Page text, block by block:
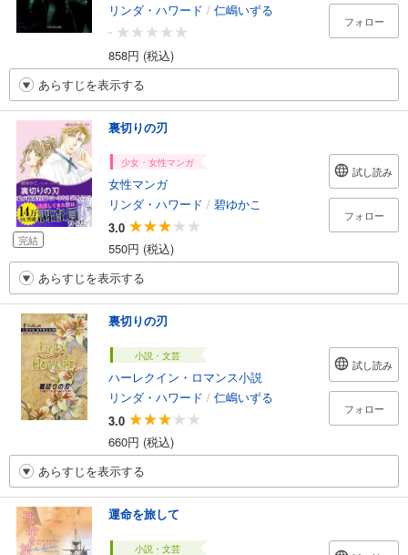
リンダ・ハワード / 仁嶋いずる
-
858円 (税込)
フォロー
あらすじを表示する
完結
裏切りの刃
少女・女性マンガ
女性マンガ
リンダ・ハワード / 碧ゆかこ
3.0
550円 (税込)
試し読み
フォロー
あらすじを表示する
裏切りの刃
小説・文芸
ハーレクイン・ロマンス小説
リンダ・ハワード / 仁嶋いずる
3.0
660円 (税込)
試し読み
フォロー
あらすじを表示する
運命を旅して
小説・文芸